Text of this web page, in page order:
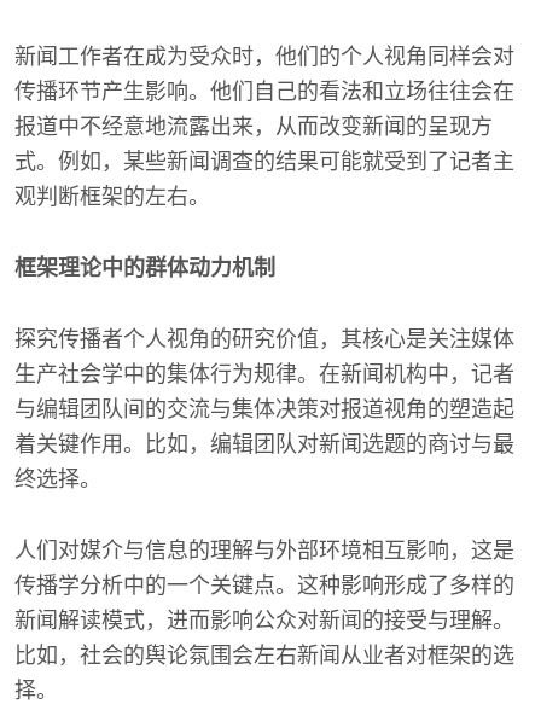
新闻工作者在成为受众时，他们的个人视角同样会对
传播环节产生影响。他们自己的看法和立场往往会在
报道中不经意地流露出来，从而改变新闻的呈现方
式。例如，某些新闻调查的结果可能就受到了记者主
观判断框架的左右。
框架理论中的群体动力机制
探究传播者个人视角的研究价值，其核心是关注媒体
生产社会学中的集体行为规律。在新闻机构中，记者
与编辑团队间的交流与集体决策对报道视角的塑造起
着关键作用。比如，编辑团队对新闻选题的商讨与最
终选择。
人们对媒介与信息的理解与外部环境相互影响，这是
传播学分析中的一个关键点。这种影响形成了多样的
新闻解读模式，进而影响公众对新闻的接受与理解。
比如，社会的舆论氛围会左右新闻从业者对框架的选
择。